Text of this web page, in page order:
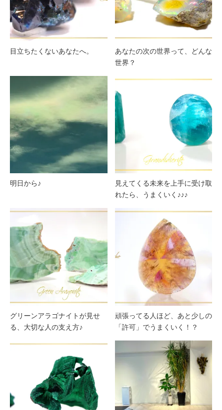
目立ちたくないあなたへ。
あなたの次の世界って、どんな
世界？
明日から♪
見えてくる未来を上手に受け取
れたら、うまくいく♪♪♪
グリーンアラゴナイトが見せ
る、大切な人の支え方♪
頑張ってる人ほど、あと少しの
「許可」でうまくいく！？